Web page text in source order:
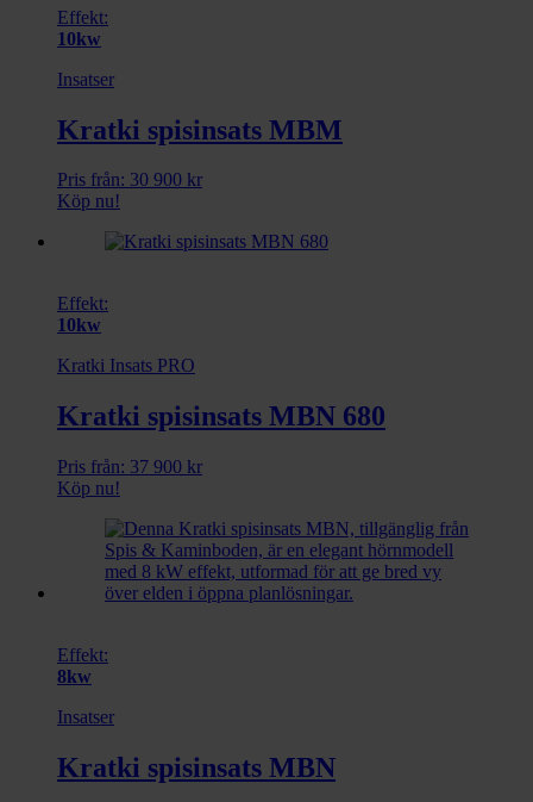
Effekt:
10kw
Insatser
Kratki spisinsats MBM
Pris från: 30 900 kr
Köp nu!
Effekt:
10kw
Kratki Insats PRO
Kratki spisinsats MBN 680
Pris från: 37 900 kr
Köp nu!
Effekt:
8kw
Insatser
Kratki spisinsats MBN